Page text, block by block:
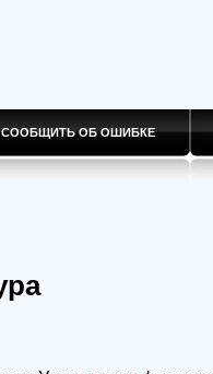
ОБ ОШИБКЕ